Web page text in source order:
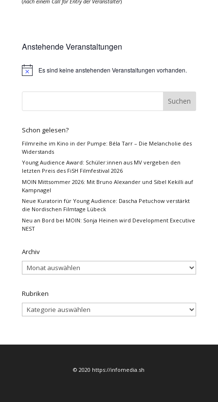
Anstehende Veranstaltungen
HinweisEs sind keine anstehenden Veranstaltungen vorhanden.
Schon gelesen?
Filmreihe im Kino in der Pumpe: Béla Tarr – Die Melancholie des
Widerstands
Young Audience Award: Schüler:innen aus MV vergeben den
letzten Preis des FiSH Filmfestival 2026
MOIN Mittsommer 2026: Mit Bruno Alexander und Sibel Kekilli auf
Kampnagel
Neue Kuratorin für Young Audience: Dascha Petuchow verstärkt
die Nordischen Filmtage Lübeck
Neu an Bord bei MOIN: Sonja Heinen wird Development Executive
NEST
Archiv
Archiv
Rubriken
Rubriken
© 2020 https://infomedia.sh